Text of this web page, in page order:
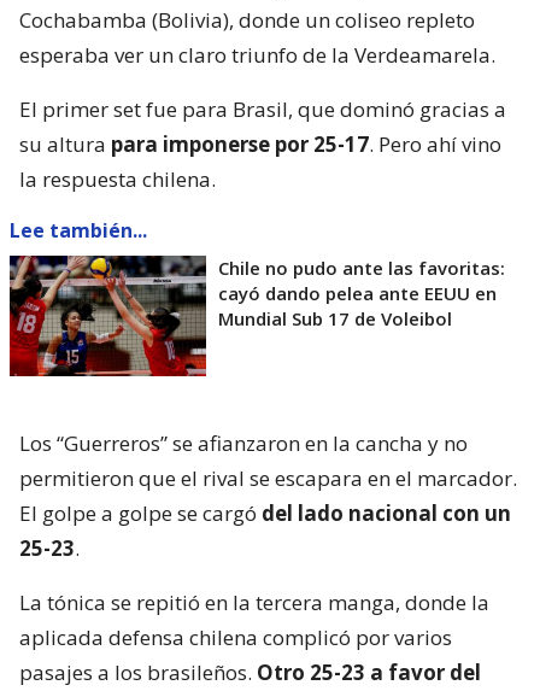
Cochabamba (Bolivia), donde un coliseo repleto
esperaba ver un claro triunfo de la Verdeamarela.
El primer set fue para Brasil, que dominó gracias a
su altura para imponerse por 25-17. Pero ahí vino
la respuesta chilena.
Lee también...
Chile no pudo ante las favoritas:
cayó dando pelea ante EEUU en
Mundial Sub 17 de Voleibol
Los “Guerreros” se afianzaron en la cancha y no
permitieron que el rival se escapara en el marcador.
El golpe a golpe se cargó del lado nacional con un
25-23.
La tónica se repitió en la tercera manga, donde la
aplicada defensa chilena complicó por varios
pasajes a los brasileños. Otro 25-23 a favor del